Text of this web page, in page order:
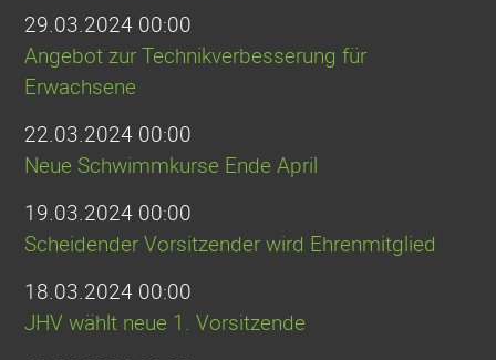
29.03.2024 00:00
Angebot zur Technikverbesserung für
Erwachsene
22.03.2024 00:00
Neue Schwimmkurse Ende April
19.03.2024 00:00
Scheidender Vorsitzender wird Ehrenmitglied
18.03.2024 00:00
JHV wählt neue 1. Vorsitzende